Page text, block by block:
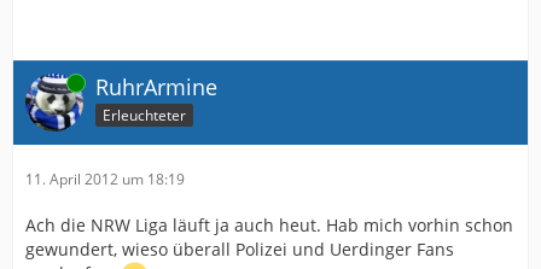
Online RuhrArmine
Erleuchteter
11. April 2012 um 18:19
Ach die NRW Liga läuft ja auch heut. Hab mich vorhin schon
gewundert, wieso überall Polizei und Uerdinger Fans